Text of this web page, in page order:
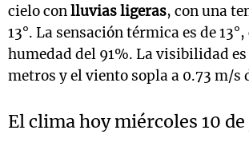
cielo conlluvias ligeras, con una
13°. La sensación térmica es de
humedad del 91%. La visibilidad es
metros y el viento sopla a 0.73 m/s
El clima hoy miércoles 10